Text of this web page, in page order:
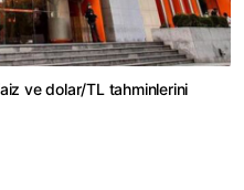
ve dolar/TL tahminlerini